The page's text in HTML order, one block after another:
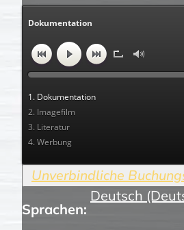
Dokumentation
1. Dokumentation
2. Imagefilm
3. Literatur
4. Werbung
Sprachen:
Deutsch